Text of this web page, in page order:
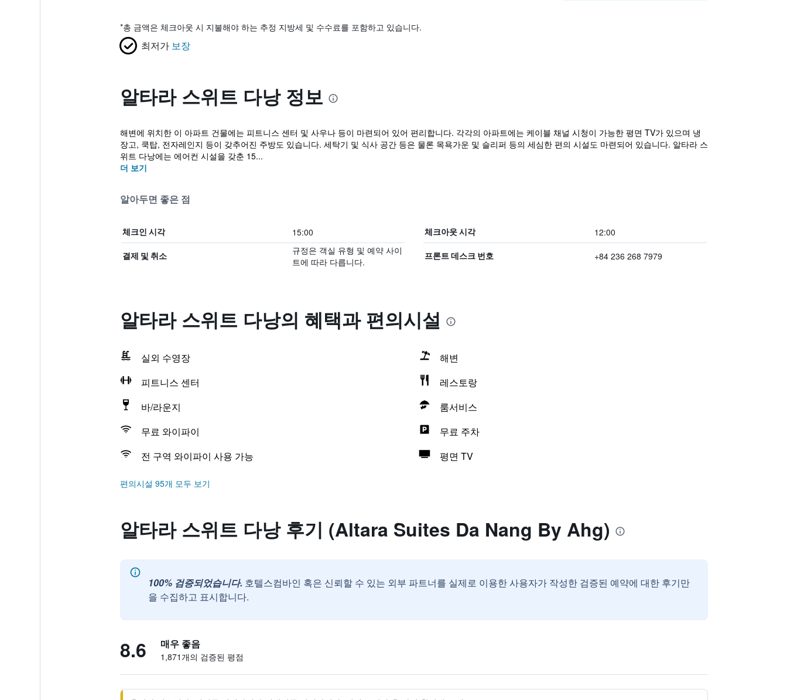
*총 금액은 체크아웃 시 지불해야 하는 추정 지방세 및 수수료를 포함하고 있습니다.
최저가 보장
알타라 스위트 다낭 정보
해변에 위치한 이 아파트 건물에는 피트니스 센터 및 사우나 등이 마련되어 있어 편리합니다. 각각의 아파트에는 케이블 채널 시청이 가능한 평면 TV가 있으며 냉
장고, 쿡탑, 전자레인지 등이 갖추어진 주방도 있습니다. 세탁기 및 식사 공간 등은 물론 목욕가운 및 슬리퍼 등의 세심한 편의 시설도 마련되어 있습니다. 알타라 스
위트 다낭에는 에어컨 시설을 갖춘 15...
더 보기
알아두면 좋은 점
체크인 시각 15:00 체크아웃 시각 12:00
결제 및 취소
규정은 객실 유형 및 예약 사이
트에 따라 다릅니다.
프론트 데스크 번호 +84 236 268 7979
알타라 스위트 다낭의 혜택​과 편의시설
실외 수영장
해변
피트니스 센터
레스토랑
바/라운지
룸서비스
무료 와이파이
무료 주차
전 구역 와이파이 사용 가능
평면 TV
편의시설 95개 모두 보기
알타라 스위트 다낭 후기 (Altara Suites Da Nang By Ahg)
100% 검증되었습니다. 호텔스컴바인 혹은 신뢰할 수 있는 외부 파트너를 실제로 이용한 사용자가 작성한 검증된 예약에 대한 후기만
을 수집하고 표시합니다.
8.6 매우 좋음
1,871개의 검증된 평점